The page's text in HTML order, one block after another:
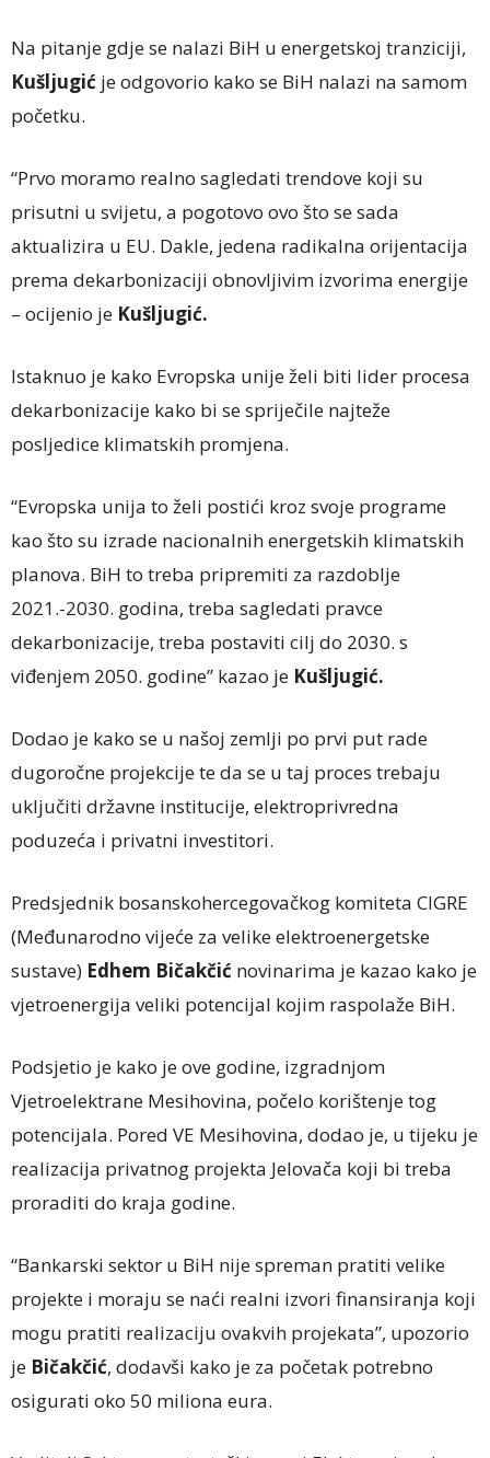
Na pitanje gdje se nalazi BiH u energetskoj tranziciji,
Kušljugić je odgovorio kako se BiH nalazi na samom
početku.
“Prvo moramo realno sagledati trendove koji su
prisutni u svijetu, a pogotovo ovo što se sada
aktualizira u EU. Dakle, jedena radikalna orijentacija
prema dekarbonizaciji obnovljivim izvorima energije
– ocijenio je Kušljugić.
Istaknuo je kako Evropska unije želi biti lider procesa
dekarbonizacije kako bi se spriječile najteže
posljedice klimatskih promjena.
“Evropska unija to želi postići kroz svoje programe
kao što su izrade nacionalnih energetskih klimatskih
planova. BiH to treba pripremiti za razdoblje
2021.-2030. godina, treba sagledati pravce
dekarbonizacije, treba postaviti cilj do 2030. s
viđenjem 2050. godine” kazao je Kušljugić.
Dodao je kako se u našoj zemlji po prvi put rade
dugoročne projekcije te da se u taj proces trebaju
uključiti državne institucije, elektroprivredna
poduzeća i privatni investitori.
Predsjednik bosanskohercegovačkog komiteta CIGRE
(Međunarodno vijeće za velike elektroenergetske
sustave) Edhem Bičakčić novinarima je kazao kako je
vjetroenergija veliki potencijal kojim raspolaže BiH.
Podsjetio je kako je ove godine, izgradnjom
Vjetroelektrane Mesihovina, počelo korištenje tog
potencijala. Pored VE Mesihovina, dodao je, u tijeku je
realizacija privatnog projekta Jelovača koji bi treba
proraditi do kraja godine.
“Bankarski sektor u BiH nije spreman pratiti velike
projekte i moraju se naći realni izvori finansiranja koji
mogu pratiti realizaciju ovakvih projekata”, upozorio
je Bičakčić, dodavši kako je za početak potrebno
osigurati oko 50 miliona eura.